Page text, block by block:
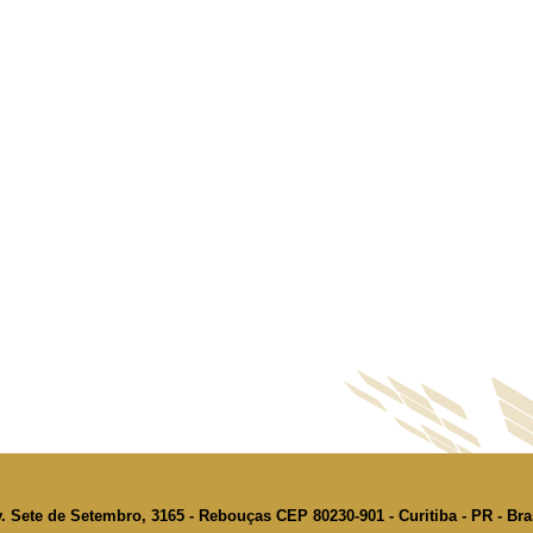
Sete de Setembro, 3165 - Rebouças CEP 80230-901 - Curitiba - PR -